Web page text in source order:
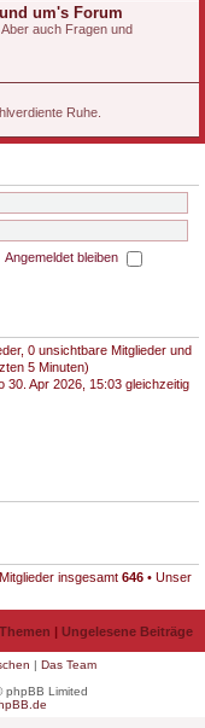
um's Forum
auch Fragen und
Ruhe.
Angemeldet bleiben
0 unsichtbare Mitglieder und
5 Minuten)
30. Apr 2026, 15:03 gleichzeitig
insgesamt 646 • Unser
| Ungelesene Beiträge
| Das Team
phpBB Limited